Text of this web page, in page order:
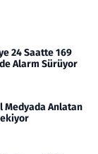
24 Saatte 169
Alarm Sürüyor
Medyada Anlatan